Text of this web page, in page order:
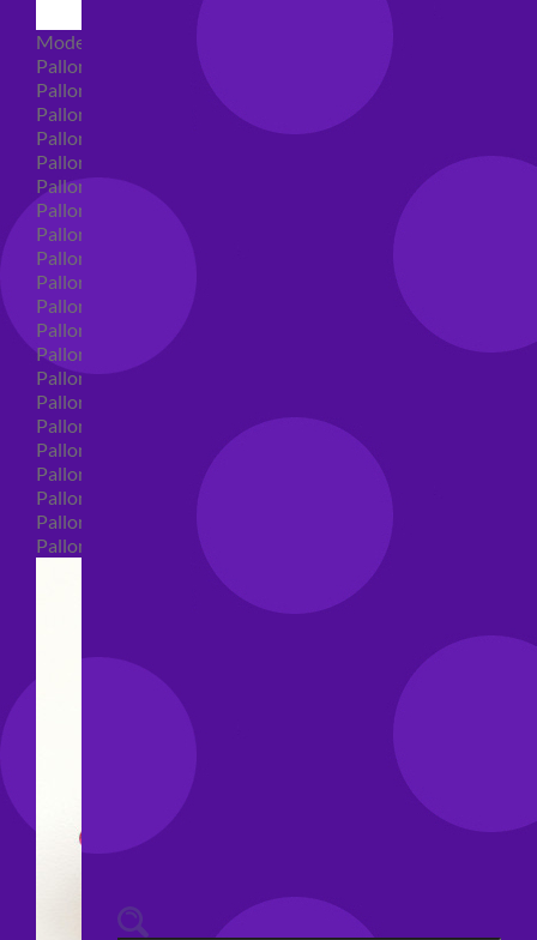
Modellabili
Palloncini mongolfiera in lattice
Palloncini Mini Shape
Palloncini Shape
Palloncini nascita shape
Palloncini Battesimo shape
Palloncini Altre Ricorrenze Shape
Palloncini primo compleanno shape
Palloncini Animali Shape
Palloncini Personaggi shape
Palloncini comunione shape
Palloncini Cresima shape
Palloncini laurea shape
Palloncini compleanno shape
Palloncini 18 anni shape
Palloncini 30 anni shape
Palloncini 40 anni shape
Palloncini 50 anni shape
Palloncini 60/70/80/90/100 anni shape
Palloncini Matrimonio shape
Palloncini Anniversario shape
Palloncini generici shape